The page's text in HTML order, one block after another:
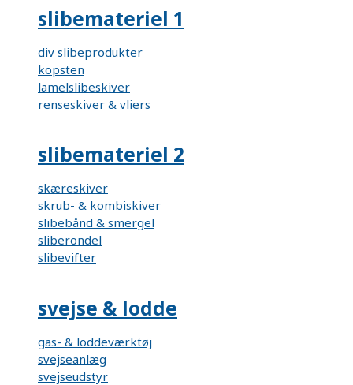
slibemateriel 1
div slibeprodukter
kopsten
lamelslibeskiver
renseskiver & vliers
slibemateriel 2
skæreskiver
skrub- & kombiskiver
slibebånd & smergel
sliberondel
slibevifter
svejse & lodde
gas- & loddeværktøj
svejseanlæg
svejseudstyr